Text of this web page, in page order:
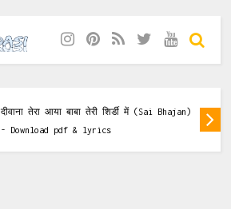
बेटिया क्यों परायी हैं (Durga Bhajan) -
Download pdf & lyrics